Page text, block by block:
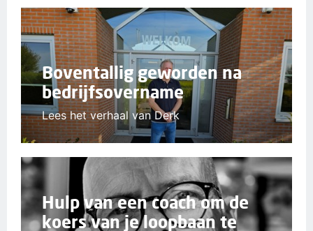
Boventallig geworden na
bedrijfsovername
Lees het verhaal van Derk
Hulp van een coach om de
koers van je loopbaan te